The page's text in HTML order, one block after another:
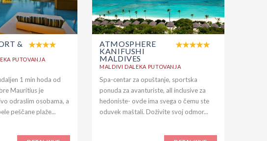
&
PUTOVANJA
1 min hoda od
Mauritius je
odraslim osobama, a
peščane plaže...
ATMOSPHERE
KANIFUSHI
MALDIVES
MALDIVI DALEKA PUTOVANJA
Spa-centar za opuštanje, sportska
ponuda za avanturiste, all inclusive za
hedoniste- ovde ima svega o čemu ste
oduvek maštali. Doživite svoj odmor...